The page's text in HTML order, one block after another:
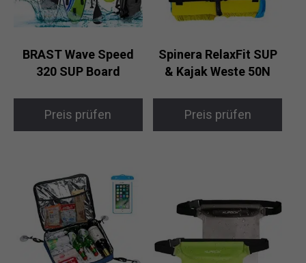
BRAST Wave Speed
320 SUP Board
Preis prüfen
Spinera RelaxFit SUP
& Kajak Weste 50N
Preis prüfen